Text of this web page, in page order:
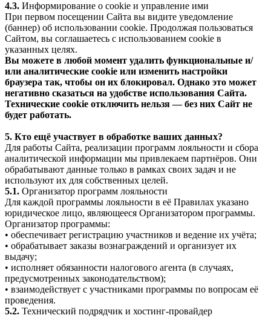
4.3. Информирование о cookie и управление ими
При первом посещении Сайта вы видите уведомление
(баннер) об использовании cookie. Продолжая пользоваться
Сайтом, вы соглашаетесь с использованием cookie в
указанных целях.
Вы можете в любой момент удалить функциональные и/
или аналитические cookie или изменить настройки
браузера так, чтобы он их блокировал. Однако это может
негативно сказаться на удобстве использования Сайта.
Технические cookie отключить нельзя — без них Сайт не
будет работать.
5. Кто ещё участвует в обработке ваших данных?
Для работы Сайта, реализации программ лояльности и сбора
аналитической информации мы привлекаем партнёров. Они
обрабатывают данные только в рамках своих задач и не
используют их для собственных целей.
5.1. Организатор программ лояльности
Для каждой программы лояльности в её Правилах указано
юридическое лицо, являющееся Организатором программы.
Организатор программы:
• обеспечивает регистрацию участников и ведение их учёта;
• обрабатывает заказы вознаграждений и организует их
выдачу;
• исполняет обязанности налогового агента (в случаях,
предусмотренных законодательством);
• взаимодействует с участниками программы по вопросам её
проведения.
5.2. Технический подрядчик и хостинг-провайдер